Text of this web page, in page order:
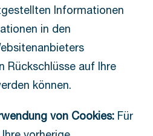
Informationen
in den
Rückschlüsse auf Ihre
können.
von Cookies:Für